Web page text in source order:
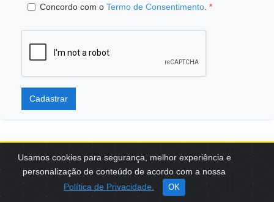
Usamos cookies para segurança, melhor experiência e
personalização de conteúdo de acordo com a nossa
Política de Privacidade.
OK
Concordo com o Termo de Consentimento *
Cadastrar
SCES, TRECHO 02, LOTE 22 CEP: 70200-002 | BRASÍLIA (DF) | +55
61 3108-7000 / FBB@FBB.ORG.BR